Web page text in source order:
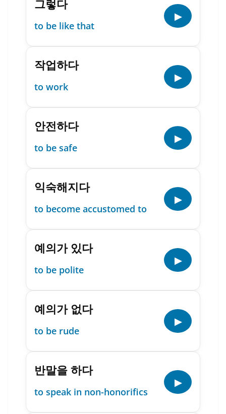
그렇다
to be like that
▶
작업하다
to work
▶
안전하다
to be safe
▶
익숙해지다
to become accustomed to
▶
예의가 있다
to be polite
▶
예의가 없다
to be rude
▶
반말을 하다
to speak in non-honorifics
▶